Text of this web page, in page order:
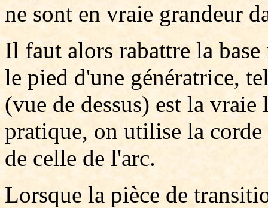
ne sont en vraie grandeur
Il faut alors rabattre la
le pied d'une génératrice,
(vue de dessus) est la
pratique, on utilise la
de celle de l'arc.
Lorsque la pièce de